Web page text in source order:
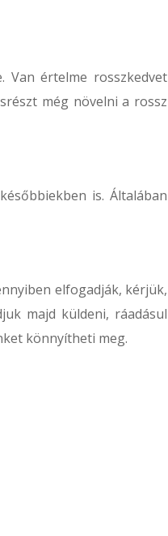
Van értelme rosszkedvet
még növelni a rossz
is. Általában
elfogadják, kérjük,
majd küldeni, ráadásul
könnyítheti meg.